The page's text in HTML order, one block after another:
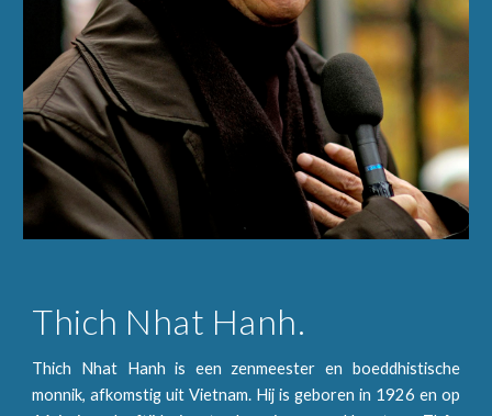
Thich Nhat Hanh.
Thich Nhat Hanh is een zenmeester en boeddhistische
monnik, afkomstig uit Vietnam. Hij is geboren in 1926 en op